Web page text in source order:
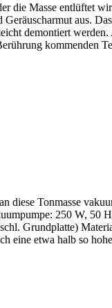
die Masse entlüftet
aus.
demontiert
kommenden
Tonmasse
250 W, 50
Grundplatte)
eine etwa halb so